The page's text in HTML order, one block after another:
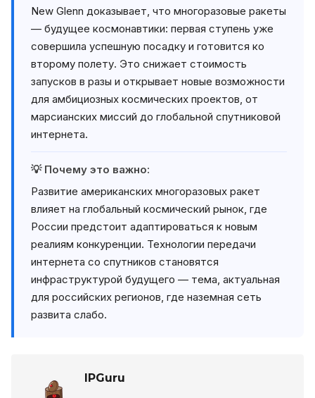
New Glenn доказывает, что многоразовые ракеты
— будущее космонавтики: первая ступень уже
совершила успешную посадку и готовится ко
второму полету. Это снижает стоимость
запусков в разы и открывает новые возможности
для амбициозных космических проектов, от
марсианских миссий до глобальной спутниковой
интернета.
💡 Почему это важно:
Развитие американских многоразовых ракет
влияет на глобальный космический рынок, где
России предстоит адаптироваться к новым
реалиям конкуренции. Технологии передачи
интернета со спутников становятся
инфраструктурой будущего — тема, актуальная
для российских регионов, где наземная сеть
развита слабо.
IPGuru